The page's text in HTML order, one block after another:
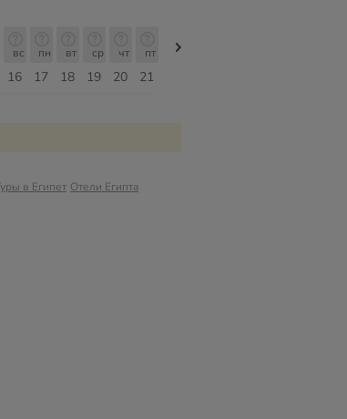
16
вс
17
пн
18
вт
19
ср
20
чт
21
пт
в Египет Отели Египта